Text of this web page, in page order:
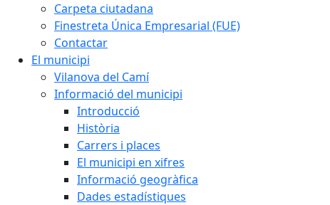
Carpeta ciutadana
Finestreta Única Empresarial (FUE)
Contactar
El municipi
Vilanova del Camí
Informació del municipi
Introducció
Història
Carrers i places
El municipi en xifres
Informació geogràfica
Dades estadístiques